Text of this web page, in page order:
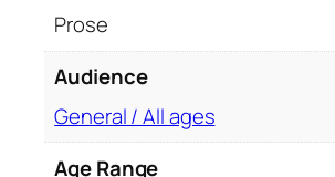
e
Prose
Audience
General / All ages
Age Range